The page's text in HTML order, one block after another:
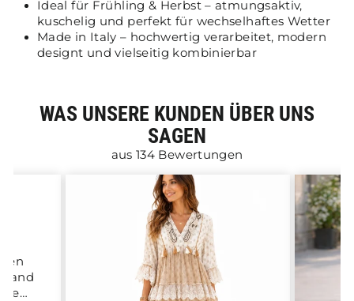
Ideal für Frühling & Herbst – atmungsaktiv,
kuschelig und perfekt für wechselhaftes Wetter
Made in Italy – hochwertig verarbeitet, modern
designt und vielseitig kombinierbar
WAS UNSERE KUNDEN ÜBER UNS
SAGEN
aus 134 Bewertungen